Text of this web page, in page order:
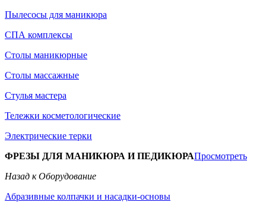
Пылесосы для маникюра
СПА комплексы
Столы маникюрные
Столы массажные
Стулья мастера
Тележки косметологические
Электрические терки
ФРЕЗЫ ДЛЯ МАНИКЮРА И ПЕДИКЮРАПросмотреть
Назад к Оборудование
Абразивные колпачки и насадки-основы